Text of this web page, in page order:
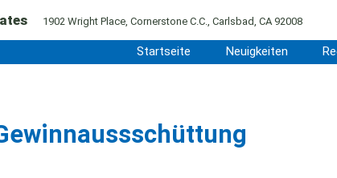
1902 Wright Place, Cornerstone C.C., Carlsbad, CA 92008
Startseite Neuigkeiten